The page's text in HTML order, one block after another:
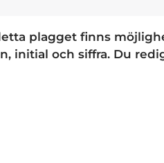
plagget finns
initial och siffra. Du